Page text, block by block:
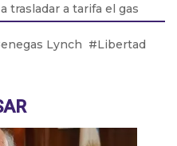
trasladar a tarifa el gas
se baja la densidad de
a nivel municipal para
fue perder a mi
Lynch
Libertad